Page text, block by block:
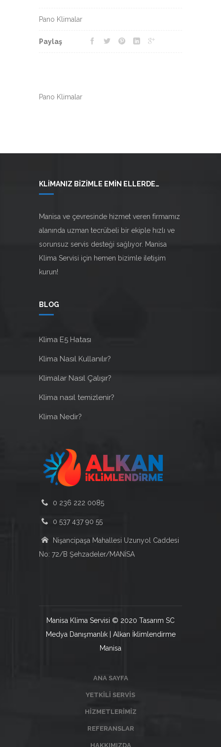
Pano Klimalar
Paylaş
Pano Klimalar
KLIMANIZ BIZIMLE EMIN ELLERDE…
Manisa ve çevresinde hizmet veren firmamız
alanında uzman tecrübeli bir ekiple hızlı ve
sorunsuz servis desteği sağlıyor. Manisa
Klima Servisi için hemen bizimle iletişim
kurun!
BLOG
Klima E5 Hatası
Klima Nasıl Kullanılır?
Klimalar Nasıl Çalışır?
Klima nasıl temizlenir?
Klima Nedir?
0 236 222 0085
0 537 437 90 55
Nişancipaşa Mahallesi Uzunyol Caddesi
No: 72/B Şehzadeler/MANİSA
Manisa Klima Servisi © 2020 Tasarım SC
Medya Danışmanlık | Alkan İklimlendirme
Manisa
ANA SAYFA
YETKILI SERVIS
HIZMETLERIMIZ
REFERANSLAR
HAKKIMIZDA